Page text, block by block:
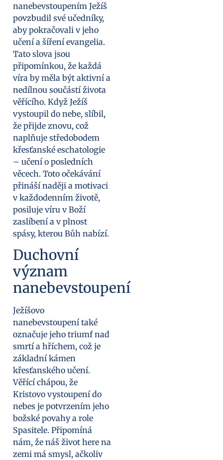
nanebevstoupením Ježíš
povzbudil své učedníky,
aby pokračovali v jeho
učení a šíření evangelia.
Tato slova jsou
připomínkou, že každá
víra by měla být aktivní a
nedílnou součástí života
věřícího. Když Ježíš
vystoupil do nebe, slíbil,
že přijde znovu, což
naplňuje středobodem
křesťanské eschatologie
– učení o posledních
věcech. Toto očekávání
přináší naději a motivaci
v každodenním životě,
posiluje víru v Boží
zaslíbení a v plnost
spásy, kterou Bůh nabízí.
Duchovní
význam
nanebevstoupení
Ježíšovo
nanebevstoupení také
označuje jeho triumf nad
smrtí a hříchem, což je
základní kámen
křesťanského učení.
Věřící chápou, že
Kristovo vystoupení do
nebes je potvrzením jeho
božské povahy a role
Spasitele. Připomíná
nám, že náš život here na
zemi má smysl, ačkoliv